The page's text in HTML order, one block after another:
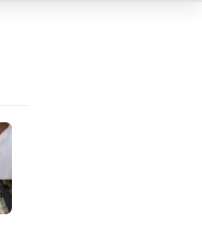
dan Peringkat III Nasional